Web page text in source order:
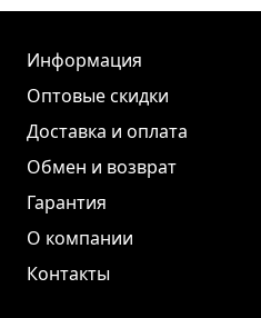
Информация
Оптовые скидки
Доставка и оплата
Обмен и возврат
Гарантия
О компании
Контакты